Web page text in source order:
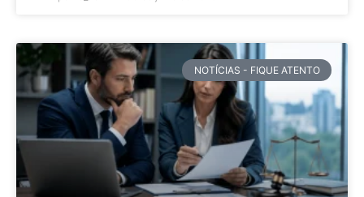
NOTÍCIAS - FIQUE ATENTO